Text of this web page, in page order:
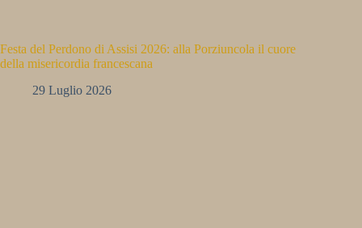
Festa del Perdono di Assisi 2026: alla Porziuncola il cuore
della misericordia francescana
29 Luglio 2026